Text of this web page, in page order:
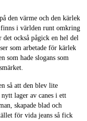
den värme och den kärlek
finns i världen runt omkring
också pågick en hel del
som arbetade för kärlek
som hade slogans som
så att den blev lite
lager av canes i ett
skapade blad och
för vida jeans så fick